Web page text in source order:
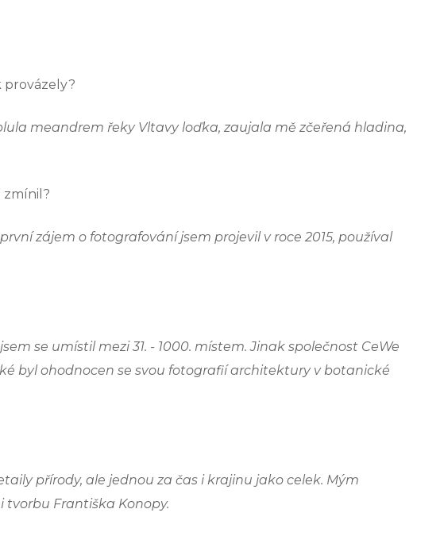
provázely?
meandrem řeky Vltavy loďka, zaujala mě zčeřená hladina,
zmínil?
zájem o fotografování jsem projevil v roce 2015, používal
se umístil mezi 31. - 1000. místem. Jinak společnost CeWe
byl ohodnocen se svou fotografií architektury v botanické
přírody, ale jednou za čas i krajinu jako celek. Mým
tvorbu Františka Konopy.